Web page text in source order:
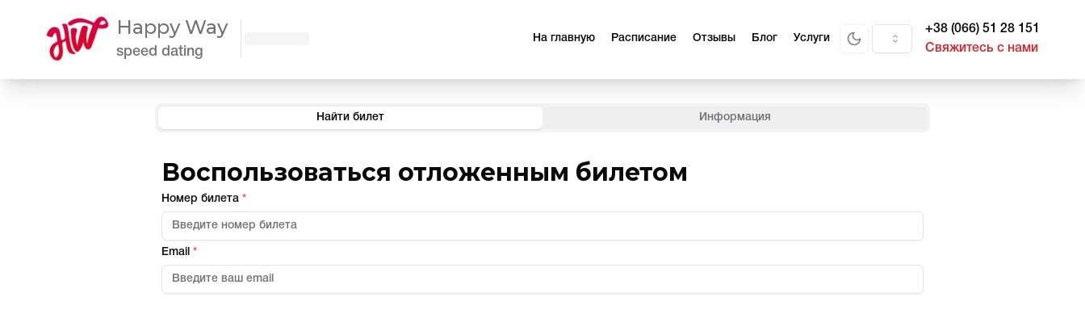
Happy Way
speed dating
На главную Расписание Отзывы Блог Услуги
+38 (066) 51 28 151
Свяжитесь с нами
Найти билет Информация
Воспользоваться отложенным билетом
Номер билета *
Email *